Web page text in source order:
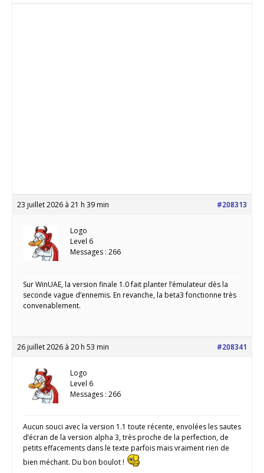
23 juillet 2026 à 21 h 39 min #208313
Logo
Level 6
Messages : 266
Sur WinUAE, la version finale 1.0 fait planter l’émulateur dès la
seconde vague d’ennemis. En revanche, la beta3 fonctionne très
convenablement.
26 juillet 2026 à 20 h 53 min #208341
Logo
Level 6
Messages : 266
Aucun souci avec la version 1.1 toute récente, envolées les sautes
d’écran de la version alpha 3, très proche de la perfection, de
petits effacements dans le texte parfois mais vraiment rien de
bien méchant. Du bon boulot !